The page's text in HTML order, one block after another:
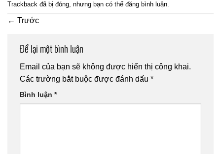
Trackback đã bị đóng, nhưng bạn có thể đăng bình luận.
← Trước
Để lại một bình luận
Email của bạn sẽ không được hiển thị công khai.
Các trường bắt buộc được đánh dấu *
Bình luận *